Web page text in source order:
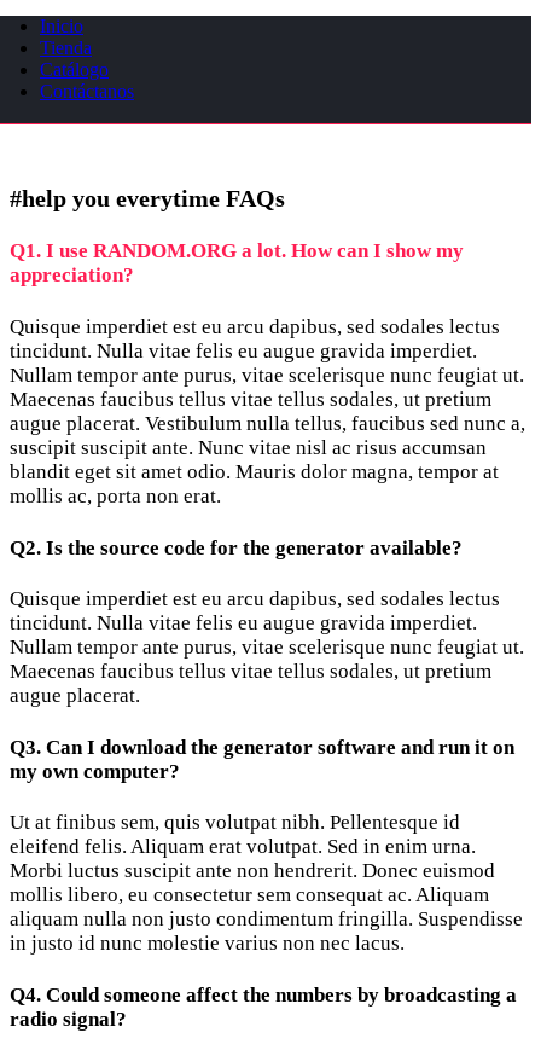
Inicio
Tienda
Catálogo
Contáctanos
#help you everytime FAQs
Q1. I use RANDOM.ORG a lot. How can I show my
appreciation?
Quisque imperdiet est eu arcu dapibus, sed sodales lectus
tincidunt. Nulla vitae felis eu augue gravida imperdiet.
Nullam tempor ante purus, vitae scelerisque nunc feugiat ut.
Maecenas faucibus tellus vitae tellus sodales, ut pretium
augue placerat. Vestibulum nulla tellus, faucibus sed nunc a,
suscipit suscipit ante. Nunc vitae nisl ac risus accumsan
blandit eget sit amet odio. Mauris dolor magna, tempor at
mollis ac, porta non erat.
Q2. Is the source code for the generator available?
Quisque imperdiet est eu arcu dapibus, sed sodales lectus
tincidunt. Nulla vitae felis eu augue gravida imperdiet.
Nullam tempor ante purus, vitae scelerisque nunc feugiat ut.
Maecenas faucibus tellus vitae tellus sodales, ut pretium
augue placerat.
Q3. Can I download the generator software and run it on
my own computer?
Ut at finibus sem, quis volutpat nibh. Pellentesque id
eleifend felis. Aliquam erat volutpat. Sed in enim urna.
Morbi luctus suscipit ante non hendrerit. Donec euismod
mollis libero, eu consectetur sem consequat ac. Aliquam
aliquam nulla non justo condimentum fringilla. Suspendisse
in justo id nunc molestie varius non nec lacus.
Q4. Could someone affect the numbers by broadcasting a
radio signal?